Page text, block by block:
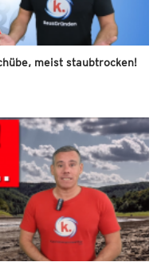
meist staubtrocken!